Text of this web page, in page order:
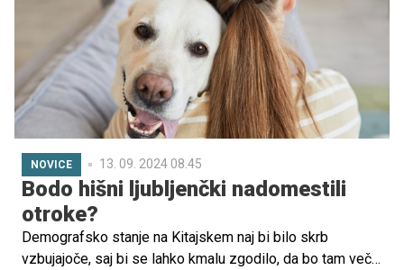
morate vedeti o vzgoji otroka ...
NOVICE 13. 09. 2024 08.45
Bodo hišni ljubljenčki nadomestili
otroke?
Demografsko stanje na Kitajskem naj bi bilo skrb
vzbujajoče, saj bi se lahko kmalu zgodilo, da bo tam več